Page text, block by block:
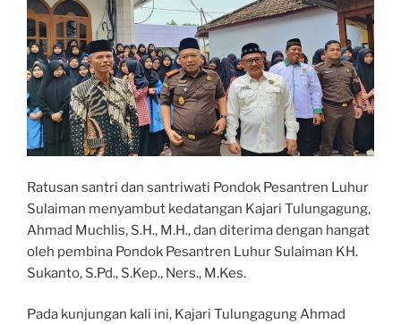
Ratusan santri dan santriwati Pondok Pesantren Luhur
Sulaiman menyambut kedatangan Kajari Tulungagung,
Ahmad Muchlis, S.H., M.H., dan diterima dengan hangat
oleh pembina Pondok Pesantren Luhur Sulaiman KH.
Sukanto, S.Pd., S.Kep., Ners., M.Kes.
Pada kunjungan kali ini, Kajari Tulungagung Ahmad